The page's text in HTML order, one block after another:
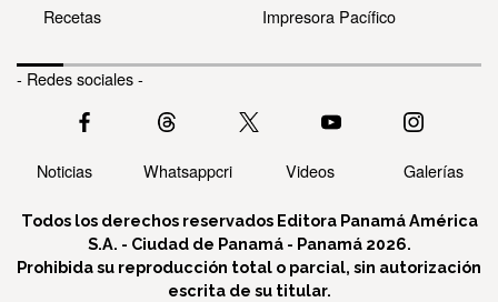
Recetas
Impresora Pacífico
- Redes sociales -
Noticias Whatsappcri Videos Galerías
Todos los derechos reservados Editora Panamá América
S.A. - Ciudad de Panamá - Panamá 2026.
Prohibida su reproducción total o parcial, sin autorización
escrita de su titular.